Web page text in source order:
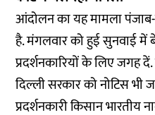
आंदोलन का यह मामला पंजाब-
है. मंगलवार को हुई सुनवाई में
प्रदर्शनकारियों के लिए जगह
दिल्ली सरकार को नोटिस भी
प्रदर्शनकारी किसान